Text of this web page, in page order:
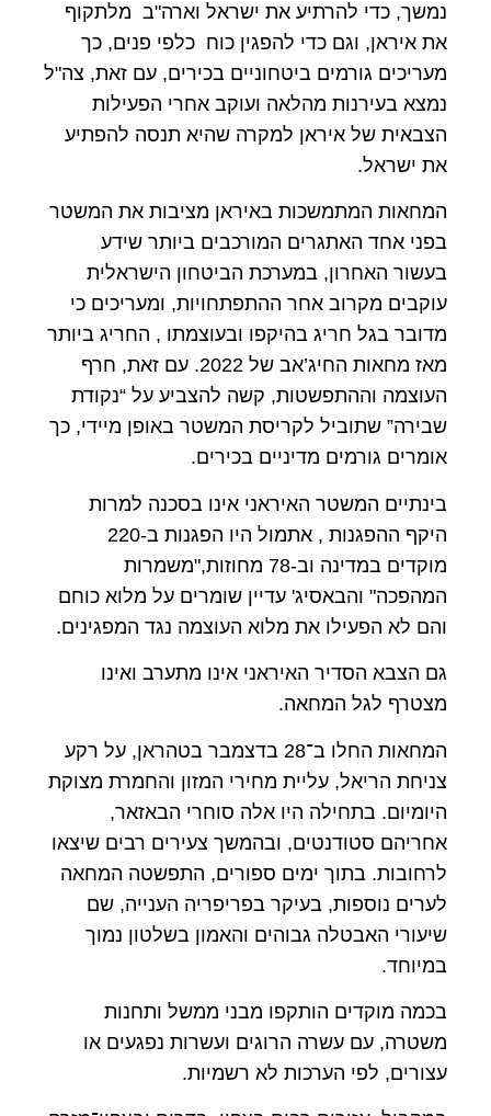
נמשך, כדי להרתיע את ישראל וארה"ב מלתקוף
את איראן, וגם כדי להפגין כוח כלפי פנים, כך
מעריכים גורמים ביטחוניים בכירים, עם זאת, צה"ל
נמצא בעירנות מהלאה ועוקב אחרי הפעילות
הצבאית של איראן למקרה שהיא תנסה להפתיע
את ישראל.
המחאות המתמשכות באיראן מציבות את המשטר
בפני אחד האתגרים המורכבים ביותר שידע
בעשור האחרון, במערכת הביטחון הישראלית
עוקבים מקרוב אחר ההתפתחויות, ומעריכים כי
מדובר בגל חריג בהיקפו ובעוצמתו , החריג ביותר
מאז מחאות החיג’אב של 2022. עם זאת, חרף
העוצמה וההתפשטות, קשה להצביע על “נקודת
שבירה” שתוביל לקריסת המשטר באופן מיידי, כך
אומרים גורמים מדיניים בכירים.
בינתיים המשטר האיראני אינו בסכנה למרות
היקף ההפגנות , אתמול היו הפגנות ב-220
מוקדים במדינה וב-78 מחוזות,"משמרות
המהפכה" והבאסיג' עדיין שומרים על מלוא כוחם
והם לא הפעילו את מלוא העוצמה נגד המפגינים.
גם הצבא הסדיר האיראני אינו מתערב ואינו
מצטרף לגל המחאה.
המחאות החלו ב־28 בדצמבר בטהראן, על רקע
צניחת הריאל, עליית מחירי המזון והחמרת מצוקת
היומיום. בתחילה היו אלה סוחרי הבאזאר,
אחריהם סטודנטים, ובהמשך צעירים רבים שיצאו
לרחובות. בתוך ימים ספורים, התפשטה המחאה
לערים נוספות, בעיקר בפריפריה הענייה, שם
שיעורי האבטלה גבוהים והאמון בשלטון נמוך
במיוחד.
בכמה מוקדים הותקפו מבני ממשל ותחנות
משטרה, עם עשרה הרוגים ועשרות נפגעים או
עצורים, לפי הערכות לא רשמיות.